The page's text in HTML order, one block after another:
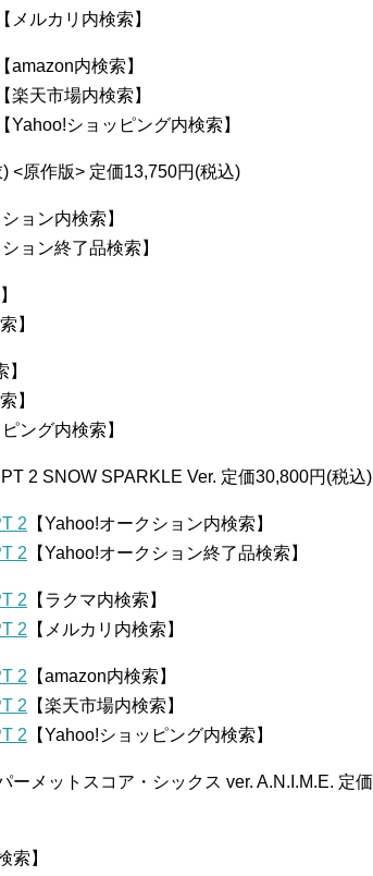
【メルカリ内検索】
【amazon内検索】
【楽天市場内検索】
【Yahoo!ショッピング内検索】
<原作版> 定価13,750円(税込)
ョン内検索】
ョン終了品検索】
】
】
ング内検索】
2 SNOW SPARKLE Ver. 定価30,800円(税込)
2 【Yahoo!オークション内検索】
2 【Yahoo!オークション終了品検索】
2 【ラクマ内検索】
2 【メルカリ内検索】
2 【amazon内検索】
2 【楽天市場内検索】
2 【Yahoo!ショッピング内検索】
ーメットスコア・シックス ver. A.N.I.M.E. 定価
索】